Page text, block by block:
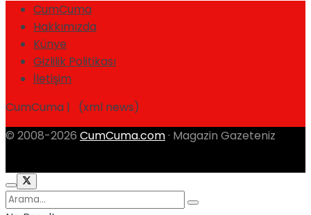
CumCuma
Hakkımızda
Künye
Gizlilik Politikası
İletişim
CumCuma | (xml news)
© 2008-2026 CumCuma.com · Magazin Gazeteniz